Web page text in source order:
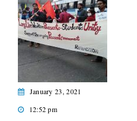
January 23, 2021
12:52 pm